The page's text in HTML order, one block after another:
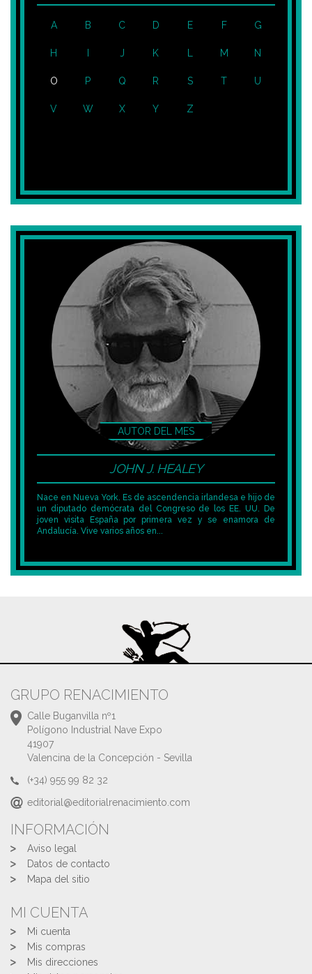
A B C D E F G
H J K M N
O P Q R S T U
V W X Y Z
JOHN J. HEALEY
Nace en Nueva York. Es de ascendencia irlandesa e hijo de
un diputado demócrata del Congreso de los EE. UU. De
joven visita España por primera vez y se enamora de
Andalucía. Vive varios años en...
GRUPO RENACIMIENTO
Calle Buganvilla nº1
Polígono Industrial Nave Expo
41907
Valencina de la Concepción - Sevilla
(+34) 955 99 82 32
editorial@editorialrenacimiento.com
INFORMACIÓN
Aviso legal
Datos de contacto
Mapa del sitio
MI CUENTA
Mi cuenta
Mis compras
Mis direcciones